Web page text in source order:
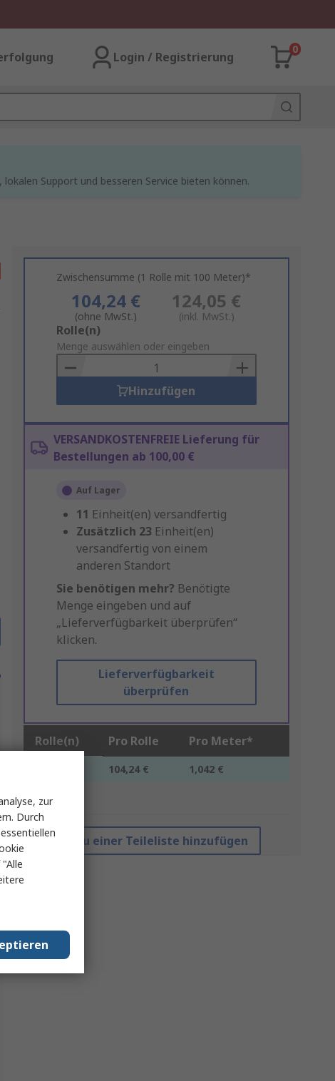
Login / Registrierung
0
Support und besseren Service bieten können.
Zwischensumme (1 Rolle mit 100 Meter)*
104,24 €
(ohne MwSt.)
124,05 €
(inkl. MwSt.)
Add
to
Basket
Rolle(n)
Menge auswählen oder eingeben
Hinzufügen
VERSANDKOSTENFREIE Lieferung für
Bestellungen ab 100,00 €
Auf Lager
11 Einheit(en) versandfertig
Zusätzlich 23 Einheit(en)
versandfertig von einem
anderen Standort
Sie benötigen mehr? Benötigte
Menge eingeben und auf
„Lieferverfügbarkeit überprüfen“
klicken.
Lieferverfügbarkeit
überprüfen
Rolle(n) Pro Rolle Pro Meter*
104,24 € 1,042 €
*Richtpreis
Zu einer Teileliste hinzufügen
zur
Durch